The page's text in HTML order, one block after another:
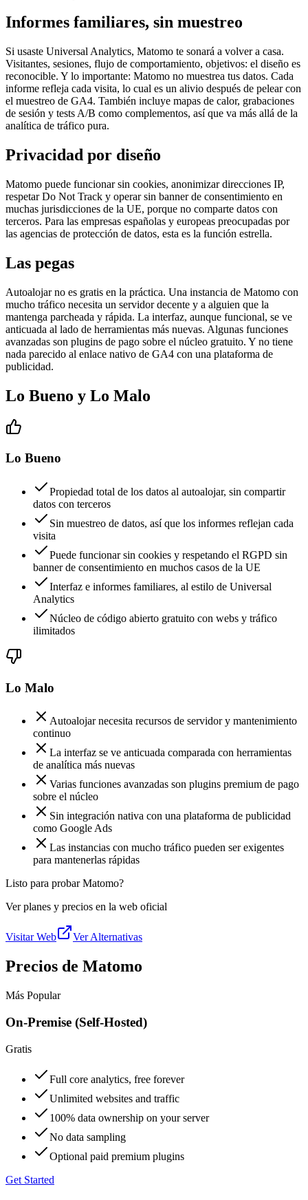
Informes familiares, sin muestreo
Si usaste Universal Analytics, Matomo te sonará a volver a casa.
Visitantes, sesiones, flujo de comportamiento, objetivos: el diseño es
reconocible. Y lo importante: Matomo no muestrea tus datos. Cada
informe refleja cada visita, lo cual es un alivio después de pelear con
el muestreo de GA4. También incluye mapas de calor, grabaciones
de sesión y tests A/B como complementos, así que va más allá de la
analítica de tráfico pura.
Privacidad por diseño
Matomo puede funcionar sin cookies, anonimizar direcciones IP,
respetar Do Not Track y operar sin banner de consentimiento en
muchas jurisdicciones de la UE, porque no comparte datos con
terceros. Para las empresas españolas y europeas preocupadas por
las agencias de protección de datos, esta es la función estrella.
Las pegas
Autoalojar no es gratis en la práctica. Una instancia de Matomo con
mucho tráfico necesita un servidor decente y a alguien que la
mantenga parcheada y rápida. La interfaz, aunque funcional, se ve
anticuada al lado de herramientas más nuevas. Algunas funciones
avanzadas son plugins de pago sobre el núcleo gratuito. Y no tiene
nada parecido al enlace nativo de GA4 con una plataforma de
publicidad.
Lo Bueno y Lo Malo
Lo Bueno
Propiedad total de los datos al autoalojar, sin compartir
datos con terceros
Sin muestreo de datos, así que los informes reflejan cada
visita
Puede funcionar sin cookies y respetando el RGPD sin
banner de consentimiento en muchos casos de la UE
Interfaz e informes familiares, al estilo de Universal
Analytics
Núcleo de código abierto gratuito con webs y tráfico
ilimitados
Lo Malo
Autoalojar necesita recursos de servidor y mantenimiento
continuo
La interfaz se ve anticuada comparada con herramientas
de analítica más nuevas
Varias funciones avanzadas son plugins premium de pago
sobre el núcleo
Sin integración nativa con una plataforma de publicidad
como Google Ads
Las instancias con mucho tráfico pueden ser exigentes
para mantenerlas rápidas
Listo para probar Matomo?
Ver planes y precios en la web oficial
Visitar Web Ver Alternativas
Precios de Matomo
Más Popular
On-Premise (Self-Hosted)
Gratis
Full core analytics, free forever
Unlimited websites and traffic
100% data ownership on your server
No data sampling
Optional paid premium plugins
Get Started